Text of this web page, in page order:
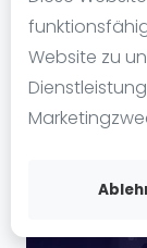
Website zu
Die
Regeln und
Padel Schläge
Video